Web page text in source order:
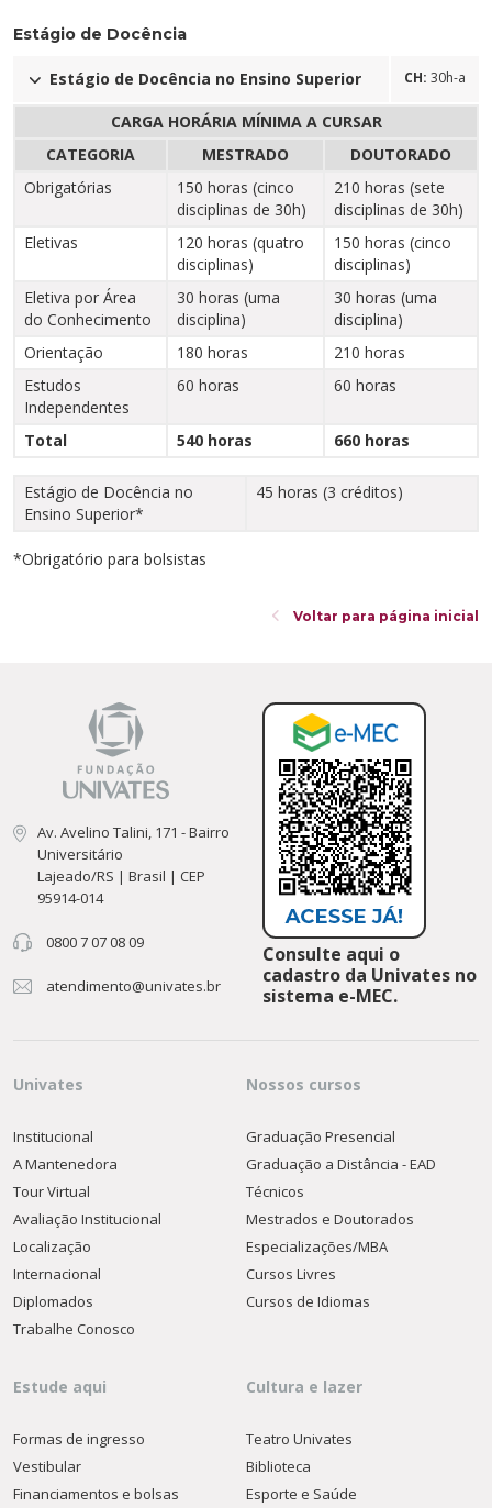
Estágio de Docência
Estágio de Docência no Ensino Superior CH: 30h-a
CARGA HORÁRIA MÍNIMA A CURSAR
CATEGORIA
MESTRADO
DOUTORADO
Obrigatórias
150 horas (cinco
disciplinas de 30h)
210 horas (sete
disciplinas de 30h)
Eletivas
120 horas (quatro
disciplinas)
150 horas (cinco
disciplinas)
Eletiva por Área
do Conhecimento
30 horas (uma
disciplina)
30 horas (uma
disciplina)
Orientação
180 horas
210 horas
Estudos
Independentes
60 horas 60 horas
Total 540 horas 660 horas
Estágio de Docência no
Ensino Superior*
45 horas (3 créditos)
*Obrigatório para bolsistas
Voltar para página inicial
Av. Avelino Talini, 171 - Bairro
Universitário
Lajeado/RS | Brasil | CEP
95914-014
0800 7 07 08 09
atendimento@univates.br
Consulte aqui o
cadastro da Univates no
sistema e-MEC.
Univates
Institucional
A Mantenedora
Tour Virtual
Avaliação Institucional
Localização
Internacional
Diplomados
Trabalhe Conosco
Nossos cursos
Graduação Presencial
Graduação a Distância - EAD
Técnicos
Mestrados e Doutorados
Especializações/MBA
Cursos Livres
Cursos de Idiomas
Estude aqui
Formas de ingresso
Vestibular
Financiamentos e bolsas
Cultura e lazer
Teatro Univates
Biblioteca
Esporte e Saúde